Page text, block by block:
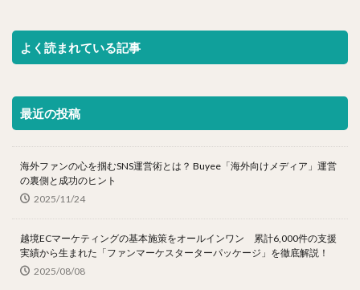
よく読まれている記事
最近の投稿
海外ファンの心を掴むSNS運営術とは？ Buyee「海外向けメディア」運営
の裏側と成功のヒント
2025/11/24
越境ECマーケティングの基本施策をオールインワン 累計6,000件の支援
実績から生まれた「ファンマーケスターターパッケージ」を徹底解説！
2025/08/08